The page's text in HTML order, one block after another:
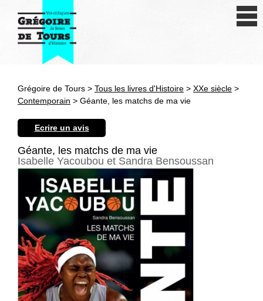
Antiquité
Epoque moderne
XXe siècle
Autres civilisations
Thématiques
Grégoire de Tours > Tous les livres d'Histoire > XXe siècle >
Contemporain > Géante, les matchs de ma vie
Ecrire un avis
Géante, les matchs de ma vie
Isabelle Yacoubou et Sandra Bensoussan